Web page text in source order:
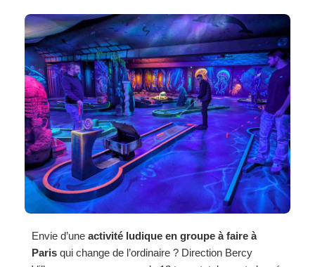
Envie d’une activité ludique en groupe à faire à
Paris qui change de l’ordinaire ? Direction Bercy